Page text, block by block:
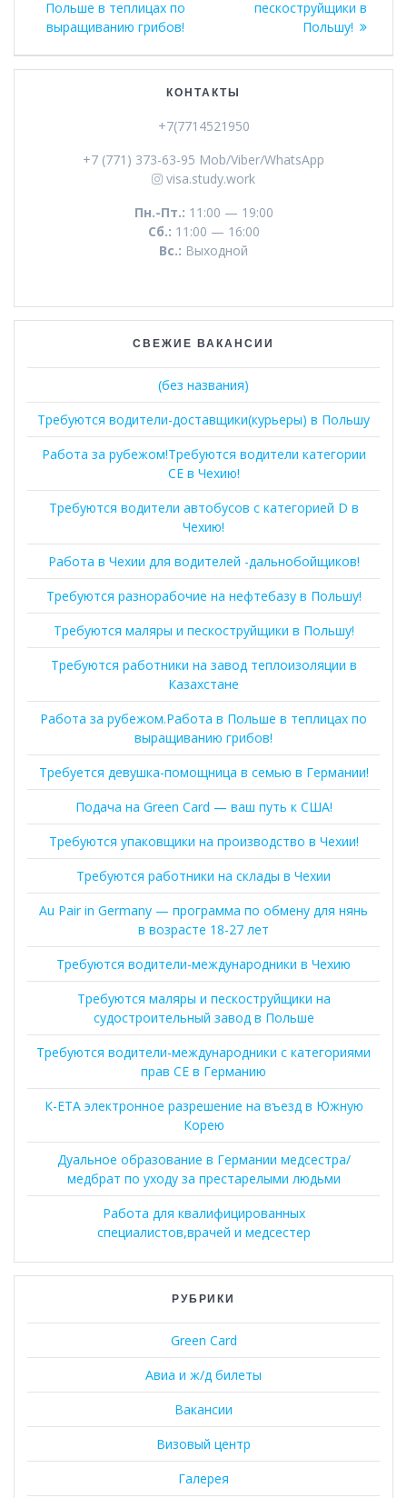
записям
Польше в теплицах по
выращиванию грибов!
пескоструйщики в
Польшу!
КОНТАКТЫ
+7(7714521950
+7 (771) 373-63-95 Mob/Viber/WhatsApp
visa.study.work
Пн.-Пт.: 11:00 — 19:00
Сб.: 11:00 — 16:00
Вс.: Выходной
СВЕЖИЕ ВАКАНСИИ
(без названия)
Требуются водители-доставщики(курьеры) в Польшу
Работа за рубежом!Требуются водители категории
СЕ в Чехию!
Требуются водители автобусов с категорией D в
Чехию!
Работа в Чехии для водителей -дальнобойщиков!
Требуются разнорабочие на нефтебазу в Польшу!
Требуются маляры и пескоструйщики в Польшу!
Требуются работники на завод теплоизоляции в
Казахстане
Работа за рубежом.Работа в Польше в теплицах по
выращиванию грибов!
Требуется девушка-помощница в семью в Германии!
Подача на Green Card — ваш путь к США!
Требуются упаковщики на производство в Чехии!
Требуются работники на склады в Чехии
Au Pair in Germany — программа по обмену для нянь
в возрасте 18-27 лет
Требуются водители-международники в Чехию
Требуются маляры и пескоструйщики на
судостроительный завод в Польше
Требуются водители-международники с категориями
прав CE в Германию
К-ЕТА электронное разрешение на въезд в Южную
Корею
Дуальное образование в Германии медсестра/
медбрат по уходу за престарелыми людьми
Работа для квалифицированных
специалистов,врачей и медсестер
РУБРИКИ
Green Card
Авиа и ж/д билеты
Вакансии
Визовый центр
Галерея